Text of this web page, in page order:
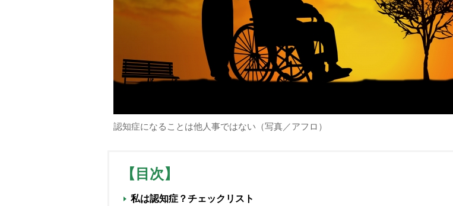
認知症になることは他人事ではない（写真／アフロ）
【目次】
私は認知症？チェックリスト